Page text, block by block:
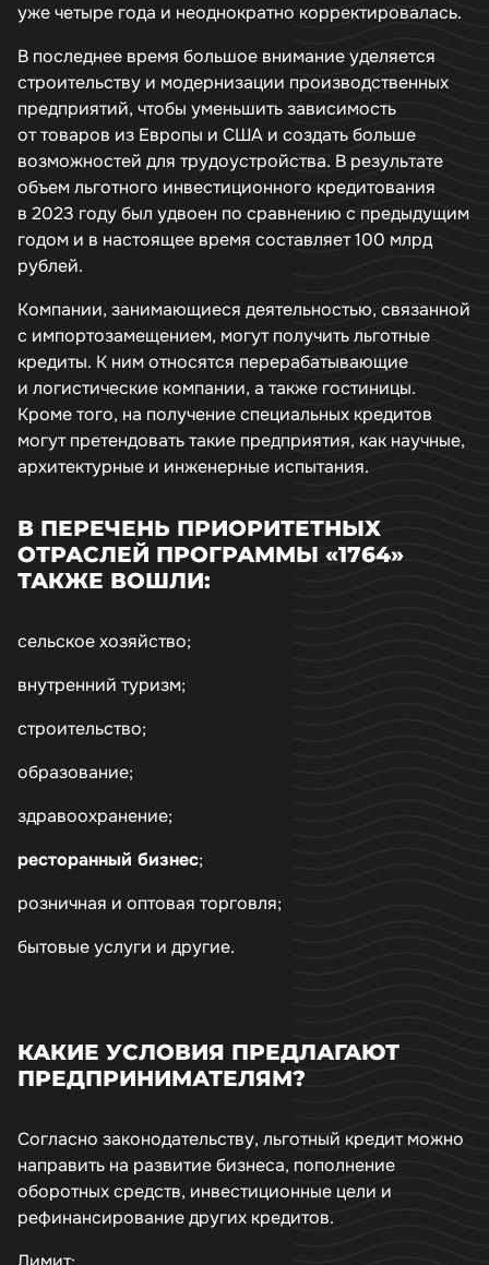
уже четыре года и неоднократно корректировалась.
В последнее время большое внимание уделяется
строительству и модернизации производственных
предприятий, чтобы уменьшить зависимость
от товаров из Европы и США и создать больше
возможностей для трудоустройства. В результате
объем льготного инвестиционного кредитования
в 2023 году был удвоен по сравнению с предыдущим
годом и в настоящее время составляет 100 млрд
рублей.
Компании, занимающиеся деятельностью, связанной
с импортозамещением, могут получить льготные
кредиты. К ним относятся перерабатывающие
и логистические компании, а также гостиницы.
Кроме того, на получение специальных кредитов
могут претендовать такие предприятия, как научные,
архитектурные и инженерные испытания.
В ПЕРЕЧЕНЬ ПРИОРИТЕТНЫХ
ОТРАСЛЕЙ ПРОГРАММЫ «1764»
ТАКЖЕ ВОШЛИ:
сельское хозяйство;
внутренний туризм;
строительство;
образование;
здравоохранение;
ресторанный бизнес;
розничная и оптовая торговля;
бытовые услуги и другие.
КАКИЕ УСЛОВИЯ ПРЕДЛАГАЮТ
ПРЕДПРИНИМАТЕЛЯМ?
Согласно законодательству, льготный кредит можно
направить на развитие бизнеса, пополнение
оборотных средств, инвестиционные цели и
рефинансирование других кредитов.